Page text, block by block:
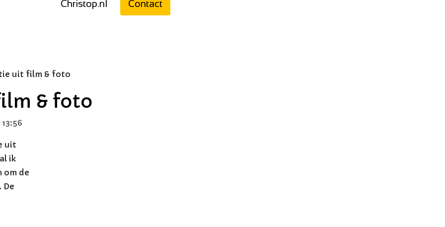
Christop.nl Contact
uit film & foto
& foto
uit
ik
om de
De